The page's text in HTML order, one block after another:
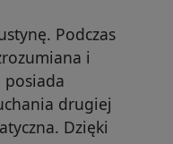
Podczas
i
posiada
drugiej
Dzięki